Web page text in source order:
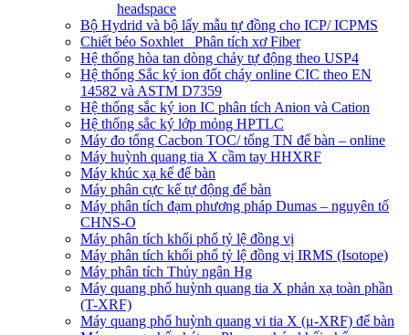
headspace
Bộ Hydrid và bộ lấy mẫu tự đồng cho ICP/ ICPMS
Chiết béo Soxhlet_ Phân tích xơ Fiber
Hệ thống hòa tan dòng chảy tự động theo USP4
Hệ thống Sắc ký ion đốt cháy online CIC theo EN
14582 và ASTM D7359
Hệ thống sắc ký ion IC phân tích Anion và Cation
Hệ thống sắc ký lớp mỏng HPTLC
Máy đo tổng Cacbon TOC/ tổng TN để bàn – online
Máy huỳnh quang tia X cầm tay HHXRF
Máy khúc xạ kế để bàn
Máy phân cực kế tự động để bàn
Máy phân tích đạm phương pháp Dumas – nguyên tố
CHNS-O
Máy phân tích khối phổ tỷ lệ đồng vị
Máy phân tích khối phổ tỷ lệ đồng vị IRMS (Isotope)
Máy phân tích Thủy ngân Hg
Máy quang phổ huỳnh quang tia X phản xạ toàn phần
(T-XRF)
Máy quang phổ huỳnh quang vi tia X (μ-XRF) để bàn